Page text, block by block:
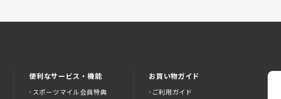
便利なサービス・機能
スポーツマイル会員特典
お買い物ガイド
ご利用ガイド